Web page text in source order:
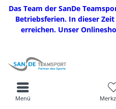
Das Team der SanDe
Betriebsferien. In dieser
erreichen. Unser
Menü